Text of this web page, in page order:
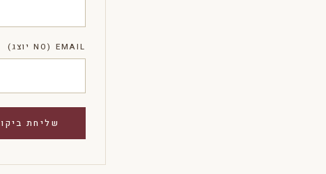
EMAIL (NO יוצג)